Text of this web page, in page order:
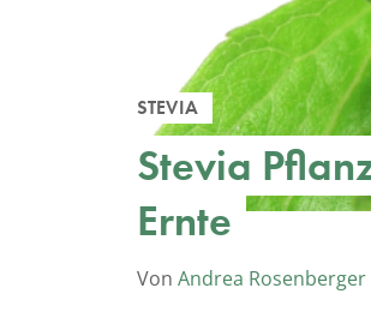
STEVIA
Stevia
Ernte
Von Andrea Rosenberger